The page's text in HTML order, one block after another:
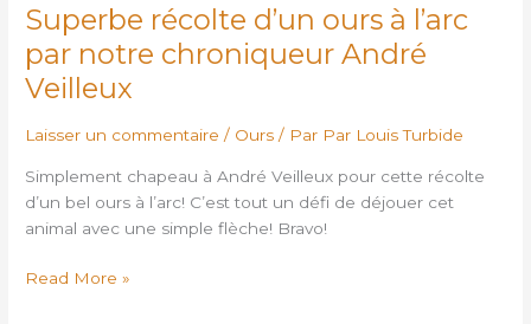
Superbe récolte d’un ours à l’arc
par notre chroniqueur André
Veilleux
Laisser un commentaire / Ours / Par Par Louis Turbide
Simplement chapeau à André Veilleux pour cette récolte
d’un bel ours à l’arc! C’est tout un défi de déjouer cet
animal avec une simple flèche! Bravo!
d’un
à
l’arc
notre
chroniqueur
André
Veilleux
Read More »